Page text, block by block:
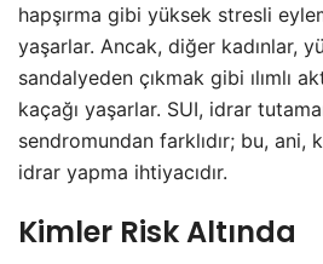
hapşırma gibi yüksek stresli
yaşarlar. Ancak, diğer kadınlar,
sandalyeden çıkmak gibi ılımlı
kaçağı yaşarlar. SUI, idrar
sendromundan farklıdır; bu,
idrar yapma ihtiyacıdır.
Kimler Risk Altında